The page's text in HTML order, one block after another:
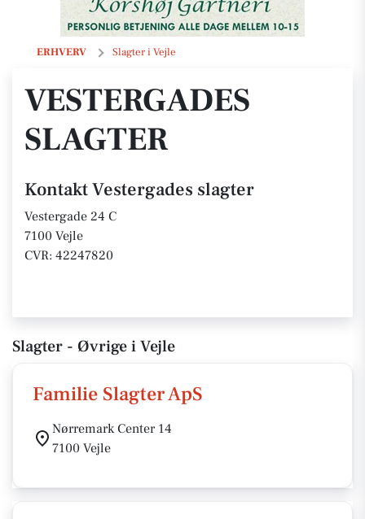
ERHVERV Slagter i Vejle
Vestergades slagter
VESTERGADES
SLAGTER
Kontakt Vestergades slagter
Vestergade 24 C
7100 Vejle
CVR: 42247820
Slagter - Øvrige i Vejle
Familie Slagter ApS
Nørremark Center 14
7100 Vejle